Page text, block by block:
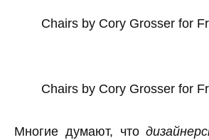
Chairs by Cory Grosser for
Chairs by Cory Grosser for
Многие думают, что